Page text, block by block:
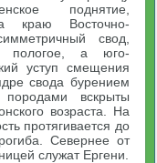
поднятие,
краю Восточно-
свод,
пологое, а юго-
уступ смещения
свода бурением
вскрыты
возраста. На
протягивается до
Севернее от
служат Ергени.